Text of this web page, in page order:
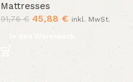
Mattresses
91,76€ 45,88 € inkl. MwSt.
In den Warenkorb